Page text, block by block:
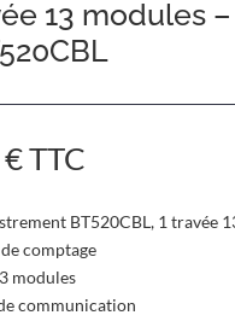
13 modules
€TTC
BT520CBL, 1 travée
comptage
modules
communication